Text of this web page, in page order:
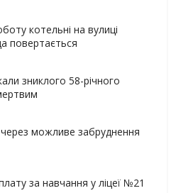
котельні на вулиці
повертається
зниклого 58-річного
можливе забруднення
за навчання у ліцеї №21